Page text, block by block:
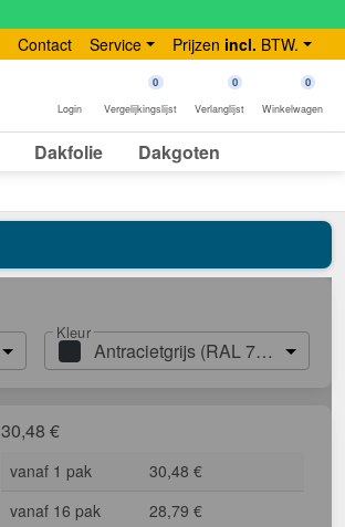
Contact Service Prijzen incl. BTW.
Login
0
Vergelijkingslijst
0
Verlanglijst
0
Winkelwagen
Dakfolie Dakgoten
Kleur
Antracietgrijs (RAL 7016)
30,48 €
vanaf 1 pak
30,48 €
vanaf 16 pak
28,79 €